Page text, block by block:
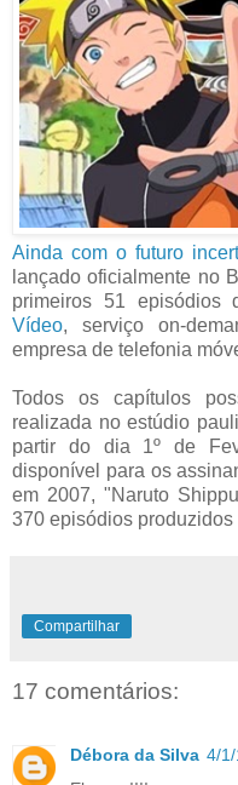
Ainda com o futuro
lançado oficialmente no
primeiros 51
Vídeo, serviço on-
empresa de telefonia
Todos os capítulos
realizada no estúdio
partir do dia 1º de
disponível para os
em 2007, "Naruto
370 episódios
Compartilhar
17 comentários:
Débora da Silva 4/